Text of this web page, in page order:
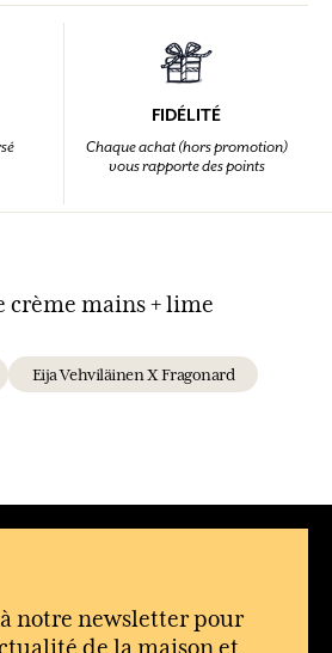
FIDÉLITÉ
Chaque achat (hors promotion)
vous rapporte des points
crème mains + lime
Eija Vehviläinen X Fragonard
notre newsletter pour
de la maison et